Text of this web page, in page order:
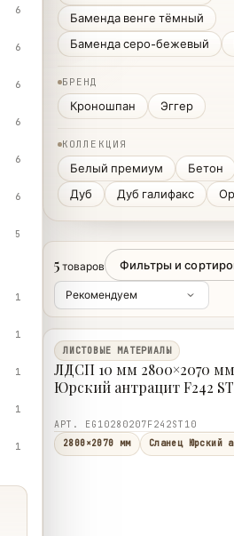
6
6
6
6
6
6
5
1
1
1
1
1
Баменда венге тёмный
Баменда серо-бежевый
БРЕНД
Кроношпан Эггер
КОЛЛЕКЦИЯ
Белый премиум Бетон
Дуб
Дуб галифакс
5 товаров Фильтры и
ЛИСТОВЫЕ МАТЕРИАЛЫ
ЛДСП 10 мм 2800×2070
Юрский антрацит F242
АРТ. EG10280207F242ST10
2800×2070 мм
Сланец Юрский